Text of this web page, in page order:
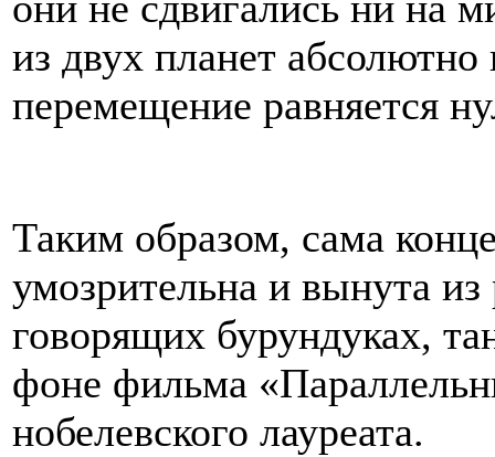
из двух планет
перемещение равняется
Таким образом, сама
умозрительна и вынута
говорящих бурундуках,
фоне фильма
нобелевского лауреата.